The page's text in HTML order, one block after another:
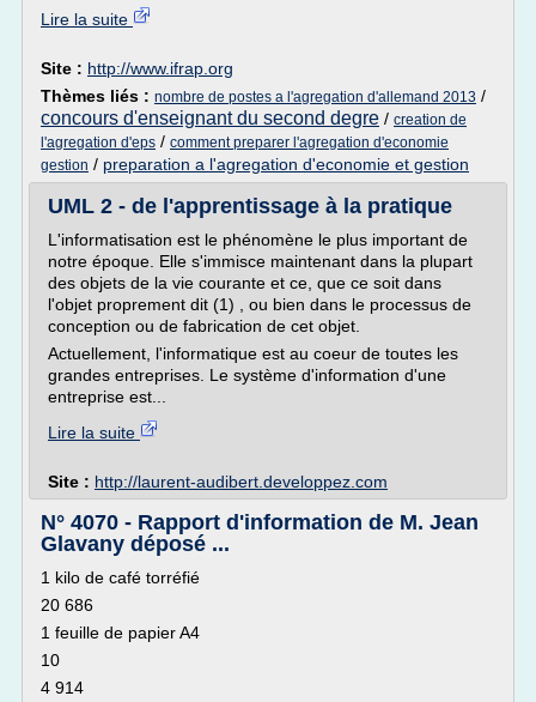
Lire la suite
Site : http://www.ifrap.org
Thèmes liés : nombre de postes a l'agregation d'allemand 2013 /
concours d'enseignant du second degre / creation de
l'agregation d'eps / comment preparer l'agregation d'economie
gestion / preparation a l'agregation d'economie et gestion
UML 2 - de l'apprentissage à la pratique
L'informatisation est le phénomène le plus important de
notre époque. Elle s'immisce maintenant dans la plupart
des objets de la vie courante et ce, que ce soit dans
l'objet proprement dit (1) , ou bien dans le processus de
conception ou de fabrication de cet objet.
Actuellement, l'informatique est au coeur de toutes les
grandes entreprises. Le système d'information d'une
entreprise est...
Lire la suite
Site : http://laurent-audibert.developpez.com
N° 4070 - Rapport d'information de M. Jean
Glavany déposé ...
1 kilo de café torréfié
20 686
1 feuille de papier A4
10
4 914